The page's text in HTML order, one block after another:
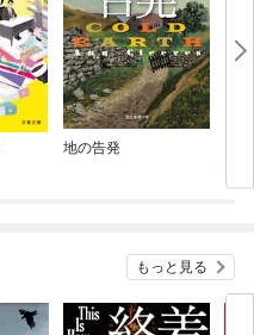
地の告発
た娘
もっと見る